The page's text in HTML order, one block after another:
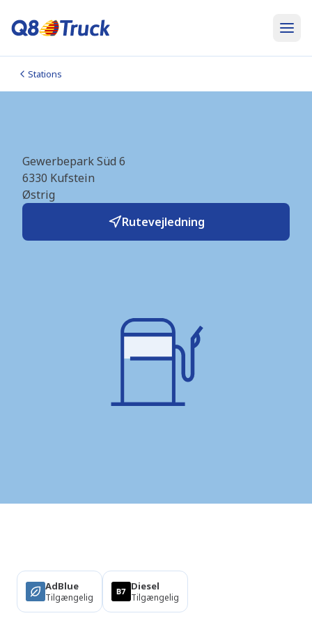
Stations
Gewerbepark Süd 6
6330 Kufstein
Østrig
Rutevejledning
AdBlue
Tilgængelig
Diesel
Tilgængelig